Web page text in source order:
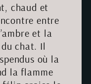
chaud et
entre
et la
chat. Il
où la
la flamme